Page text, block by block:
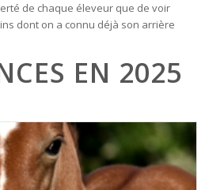
de chaque éleveur que de voir
dont on a connu déjà son arrière
EN 2025